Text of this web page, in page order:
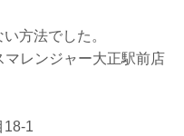
方法でした。
レンジャー大正駅前店
18-1